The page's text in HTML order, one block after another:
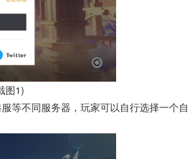
图1)
等不同服务器，玩家可以自行选择一个自